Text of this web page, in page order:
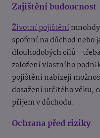
Zajištění budoucnost
Životní pojištění
spoření na důchod nebo
dlouhodobých cílů -
založení vlastního
pojištění nabízejí
dosažení určitého věku,
příjem v důchodu.
Ochrana před riziky